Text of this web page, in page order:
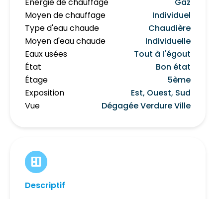
Énergie de chauffage
Gaz
Moyen de chauffage
Individuel
Type d'eau chaude
Chaudière
Moyen d'eau chaude
Individuelle
Eaux usées
Tout à l'égout
État
Bon état
Étage
5ème
Exposition
Est, Ouest, Sud
Vue
Dégagée Verdure Ville
Descriptif